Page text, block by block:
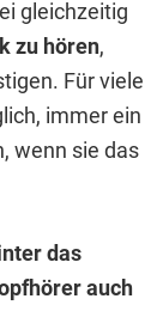
gleichzeitig
zu hören,
Für viele
immer ein
wenn sie das
das
auch